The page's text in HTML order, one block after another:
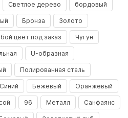
Светлое дерево бордовый
Бронза Золото
цвет под заказ Чугун
U-образная
Полированная сталь
Синий Бежевый Оранжевый
96 Металл Санфаянс